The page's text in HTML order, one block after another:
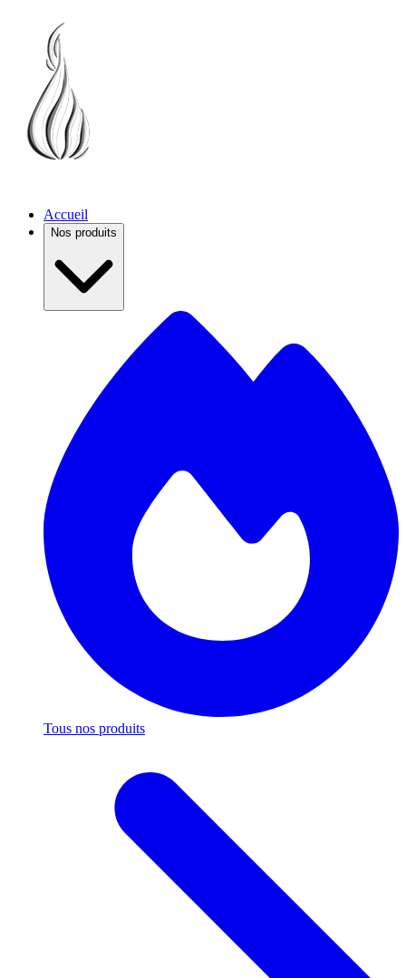
Accueil
Nos produits
Tous nos produits